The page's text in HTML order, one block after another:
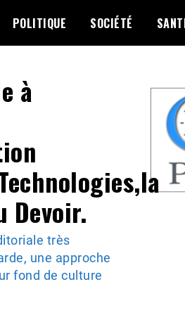
POLITIQUE SOCIÉTÉ
à
Devoir.
très
une approche
fond de culture